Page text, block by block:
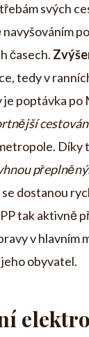
svých
navyšováním
časech.
tedy v
je poptávka po
Díky
dostanou
tak aktivně
v hlavním
obyvatel.